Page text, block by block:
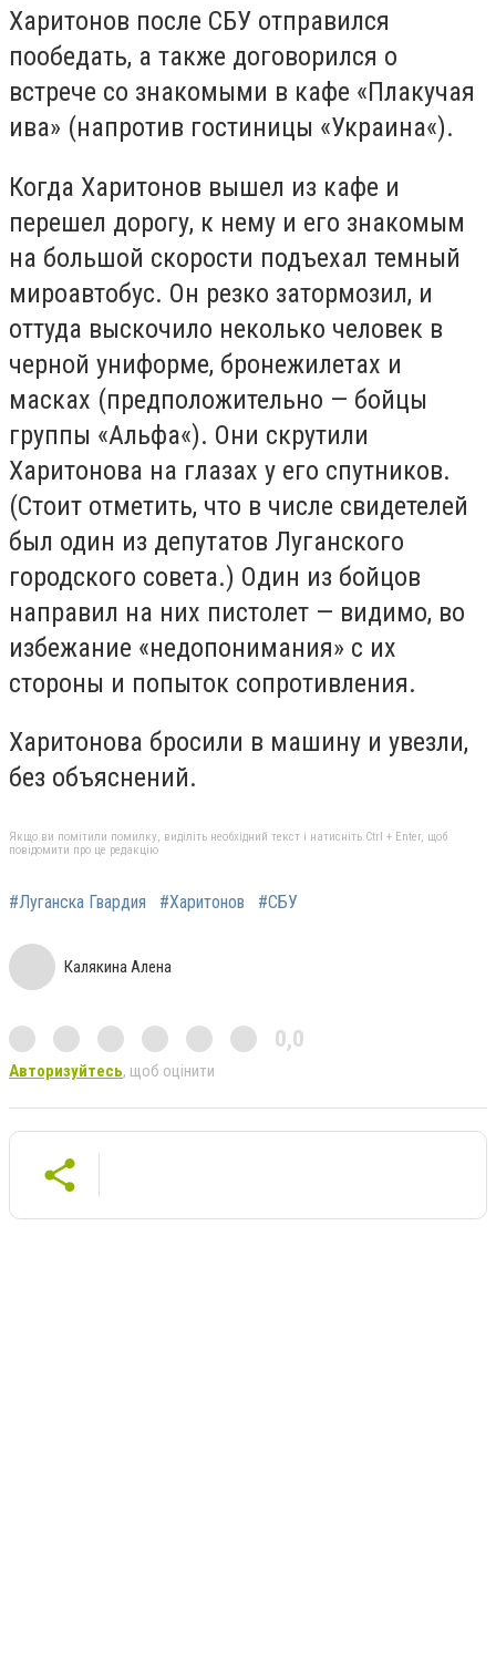
Харитонов после СБУ отправился
пообедать, а также договорился о
встрече со знакомыми в кафе «Плакучая
ива» (напротив гостиницы «Украина«).
Когда Харитонов вышел из кафе и
перешел дорогу, к нему и его знакомым
на большой скорости подъехал темный
мироавтобус. Он резко затормозил, и
оттуда выскочило неколько человек в
черной униформе, бронежилетах и
масках (предположительно — бойцы
группы «Альфа«). Они скрутили
Харитонова на глазах у его спутников.
(Стоит отметить, что в числе свидетелей
был один из депутатов Луганского
городского совета.) Один из бойцов
направил на них пистолет — видимо, во
избежание «недопонимания» с их
стороны и попыток сопротивления.
Харитонова бросили в машину и увезли,
без объяснений.
Якщо ви помітили помилку, виділіть необхідний текст і натисніть Ctrl + Enter, щоб
повідомити про це редакцію
#Луганска Гвардия #Харитонов #СБУ
Калякина Алена
0,0
Авторизуйтесь, щоб оцінити